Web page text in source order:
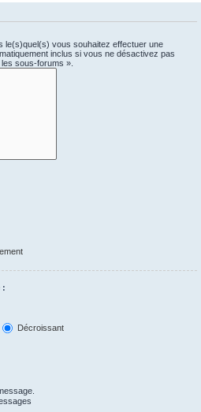
le(s)quel(s) vous souhaitez effectuer une
inclus si vous ne désactivez pas
sous-forums ».
:
Décroissant